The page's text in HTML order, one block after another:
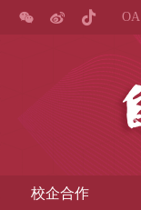
OA
校企合作